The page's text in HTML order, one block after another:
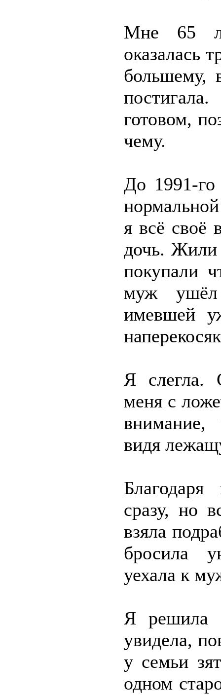
Мне 65
оказалась
большему,
готовом,
чему.
До 1991-
я всё своё
дочь. Жили
покупали
муж
имевшей
Я слегла.
меня с
внимание,
видя
сразу, но
взяла
бросила
уехала к
Я решила
увидела,
у семьи
одном